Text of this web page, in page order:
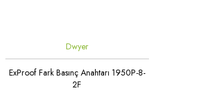
Dwyer
ExProof Fark Basınç Anahtarı 1950P-8-
2F